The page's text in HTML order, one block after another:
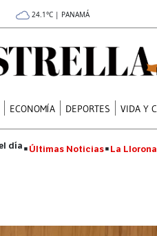
24.1°C | PANAMÁ
ECONOMÍA DEPORTES VIDA Y
Últimas Noticias La Llorona